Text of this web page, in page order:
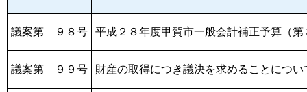
議案第 ９８号 平成２８年度甲賀市一般会計補正予算（第
議案第 ９９号 財産の取得につき議決を求めることについ